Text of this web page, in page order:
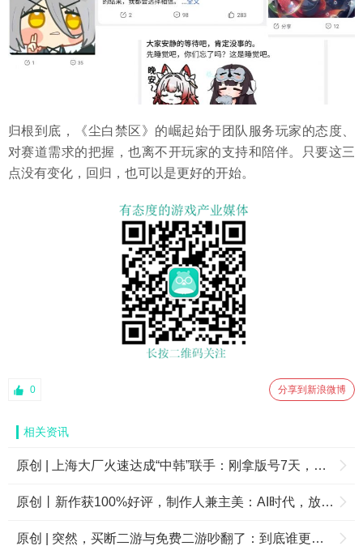
归根到底，《尘白禁区》的崛起始于团队服务玩家的态度、
对赛道需求的把握，也离不开玩家的支持和陪伴。只要这三
点没有变化，回归，也可以是更好的开始。
0 分享到新浪微博
相关资讯
原创 | 上海大厂火速达成“中韩”联手：刚拿版号7天，国服官宣了！
原创丨新作获100%好评，制作人兼主美：AI时代，放下焦虑
原创 | 突然，买断二游与免费二游吵翻了：到底谁更牛？